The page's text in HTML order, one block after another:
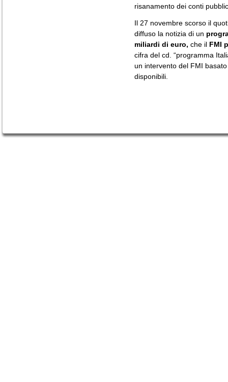
risanamento dei conti
Il 27 novembre scorso il
diffuso la notizia di un
miliardi di euro, che il FMI
cifra del cd. “programma
un intervento del FMI
disponibili.